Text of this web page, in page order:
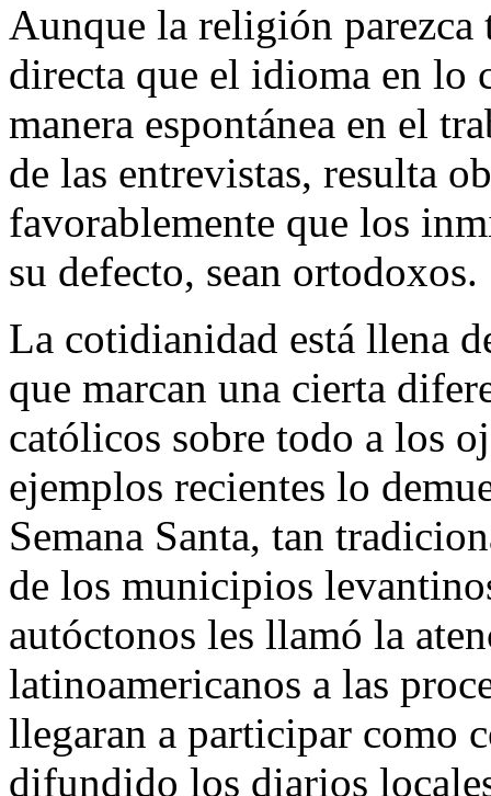
Aunque la religión parezca
directa que el idioma en lo
manera espontánea en el
de las entrevistas, resulta
favorablemente que los
su defecto, sean ortodoxos.
La cotidianidad está llena
que marcan una cierta
católicos sobre todo a los
ejemplos recientes lo
Semana Santa, tan
de los municipios
autóctonos les llamó la
latinoamericanos a las
llegaran a participar como
difundido los diarios